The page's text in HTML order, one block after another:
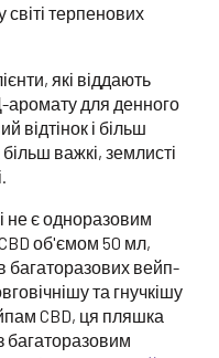
світі терпенових
які віддають
аромату для денного
відтінок і більш
важкі, землисті
і не є одноразовим
об'ємом 50 мл,
багаторазових вейп-
та гнучкішу
CBD, ця пляшка
багаторазовим